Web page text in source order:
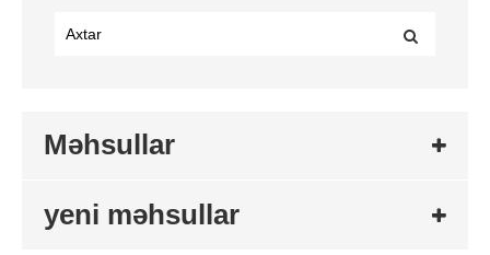
Məhsullar
yeni məhsullar